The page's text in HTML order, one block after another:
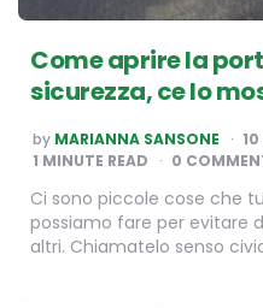
Come aprire la
sicurezza, ce lo
POSTED
BY
by MARIANNA SANSONE
1 MINUTE READ 0
Ci sono piccole cose che
possiamo fare per evitare
altri. Chiamatelo senso